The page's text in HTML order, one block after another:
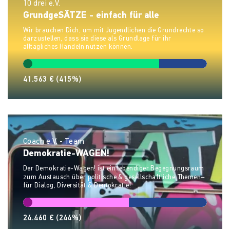
10 drei e.V.
GrundgeSÄTZE - einfach für alle
Wir brauchen Dich, um mit Jugendlichen die Grundrechte so
darzustellen, dass sie diese als Grundlage für ihr
alltägliches Handeln nutzen können.
41.563 € (415%)
Coach e.V. - Team
Demokratie-WAGEN!
Der Demokratie-Wagen! ist ein lebendiger Begegnungsraum
zum Austausch über politische & gesellschaftliche Themen–
für Dialog, Diversität & Demokratie!
24.460 € (244%)